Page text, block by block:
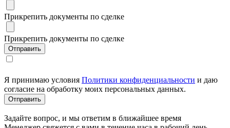
Прикрепить документы по сделке
Прикрепить документы по сделке
Я принимаю условия Политики конфиденциальности и даю
согласие на обработку моих персональных данных.
Задайте вопрос, и мы ответим в ближайшее время